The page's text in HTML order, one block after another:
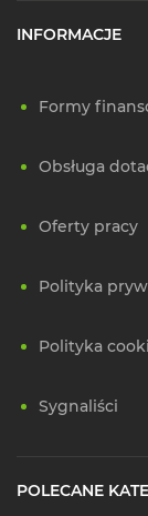
INFORMACJE
Formy
Obsługa
Oferty pracy
Polityka
Polityka
Sygnaliści
POLECANE